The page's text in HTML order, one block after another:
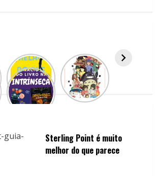
Sterling Point é muito
melhor do que parece